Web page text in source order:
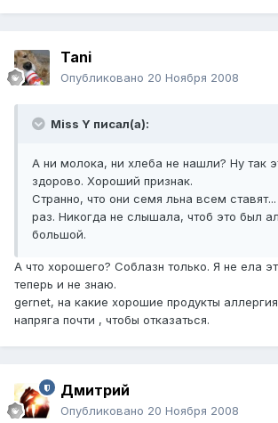
Tani
Опубликовано 20 Ноября 2008
Miss Y писал(а):
А ни молока, ни хлеба не нашли? Ну так
здорово. Хороший признак.
Странно, что они семя льна всем
раз. Никогда не слышала, чтоб это был
большой.
А что хорошего? Соблазн только. Я не ела
теперь и не знаю.
gernet, на какие хорошие продукты
напряга почти , чтобы отказаться.
Дмитрий
Опубликовано 20 Ноября 2008